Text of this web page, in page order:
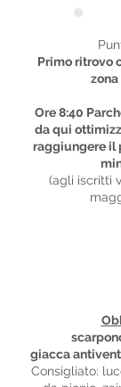
Primo ritrovo
Ore 8:40
da qui
raggiungere il
(agli iscritti
giacca
Consigliato: